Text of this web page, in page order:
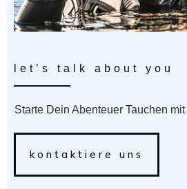
let’s talk about you
Starte Dein Abenteuer Tauchen
kontaktiere uns